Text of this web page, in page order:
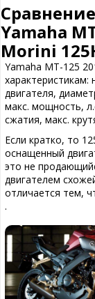
Yamaha
Morini
Yamaha MT-125
двигателя,
макс. мощность,
сжатия, макс.
Если кратко, то
оснащенный
это не
двигателем
отличается тем,
.